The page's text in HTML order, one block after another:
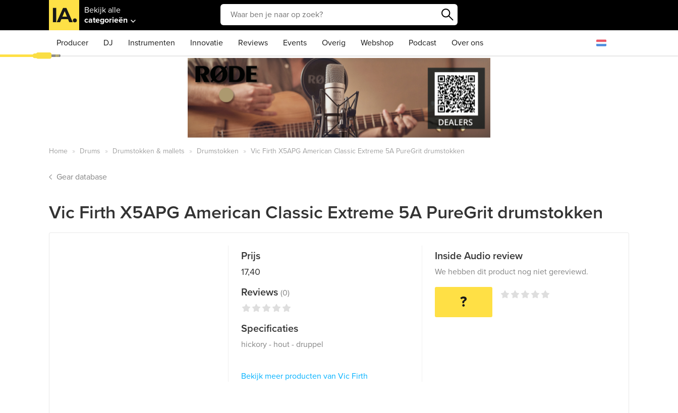
Bekijk alle
categorieën
Producer DJ Instrumenten Innovatie Reviews Events Overig Webshop Podcast Over ons
Home Drums Drumstokken & mallets Drumstokken Vic Firth X5APG American Classic Extreme 5A PureGrit drumstokken
Gear database
Vic Firth X5APG American Classic Extreme 5A PureGrit drumstokken
Prijs
17,40
Reviews(0)
Specificaties
hickory - hout - druppel
Bekijk meer producten van Vic Firth
Inside Audio review
We hebben dit product nog niet gereviewd.
?